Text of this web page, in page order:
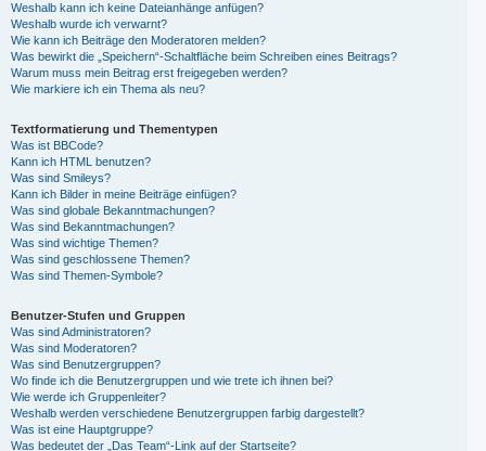
Weshalb kann ich keine Dateianhänge anfügen?
Weshalb wurde ich verwarnt?
Wie kann ich Beiträge den Moderatoren melden?
Was bewirkt die „Speichern“-Schaltfläche beim Schreiben eines Beitrags?
Warum muss mein Beitrag erst freigegeben werden?
Wie markiere ich ein Thema als neu?
Textformatierung und Thementypen
Was ist BBCode?
Kann ich HTML benutzen?
Was sind Smileys?
Kann ich Bilder in meine Beiträge einfügen?
Was sind globale Bekanntmachungen?
Was sind Bekanntmachungen?
Was sind wichtige Themen?
Was sind geschlossene Themen?
Was sind Themen-Symbole?
Benutzer-Stufen und Gruppen
Was sind Administratoren?
Was sind Moderatoren?
Was sind Benutzergruppen?
Wo finde ich die Benutzergruppen und wie trete ich ihnen bei?
Wie werde ich Gruppenleiter?
Weshalb werden verschiedene Benutzergruppen farbig dargestellt?
Was ist eine Hauptgruppe?
Was bedeutet der „Das Team“-Link auf der Startseite?